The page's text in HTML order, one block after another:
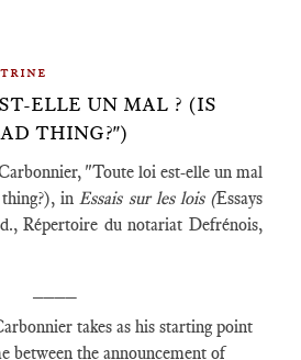
ELLE UN MAL ? (IS
THING?")
"Toute loi est-elle un mal
thing?), inEssais sur les lois (Essays
Répertoire du notariat Defrénois,
takes as his starting point
between the announcement of